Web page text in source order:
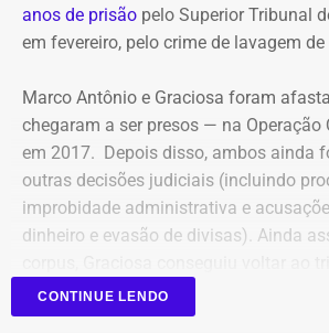
anos de prisão pelo Superior Tribunal
em fevereiro, pelo crime de lavagem
Marco Antônio e Graciosa foram
chegaram a ser presos — na Operação
em 2017. Depois disso, ambos ainda
outras decisões judiciais (incluindo
improbidade administrativa e
dinheiro e evasão de divisas). Ainda
setembro de 2025.
CONTINUE LENDO